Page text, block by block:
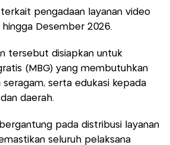
pengadaan layanan video
Desember 2026.
tersebut disiapkan untuk
(MBG) yang membutuhkan
seragam, serta edukasi kepada
daerah.
pada distribusi layanan
seluruh pelaksana